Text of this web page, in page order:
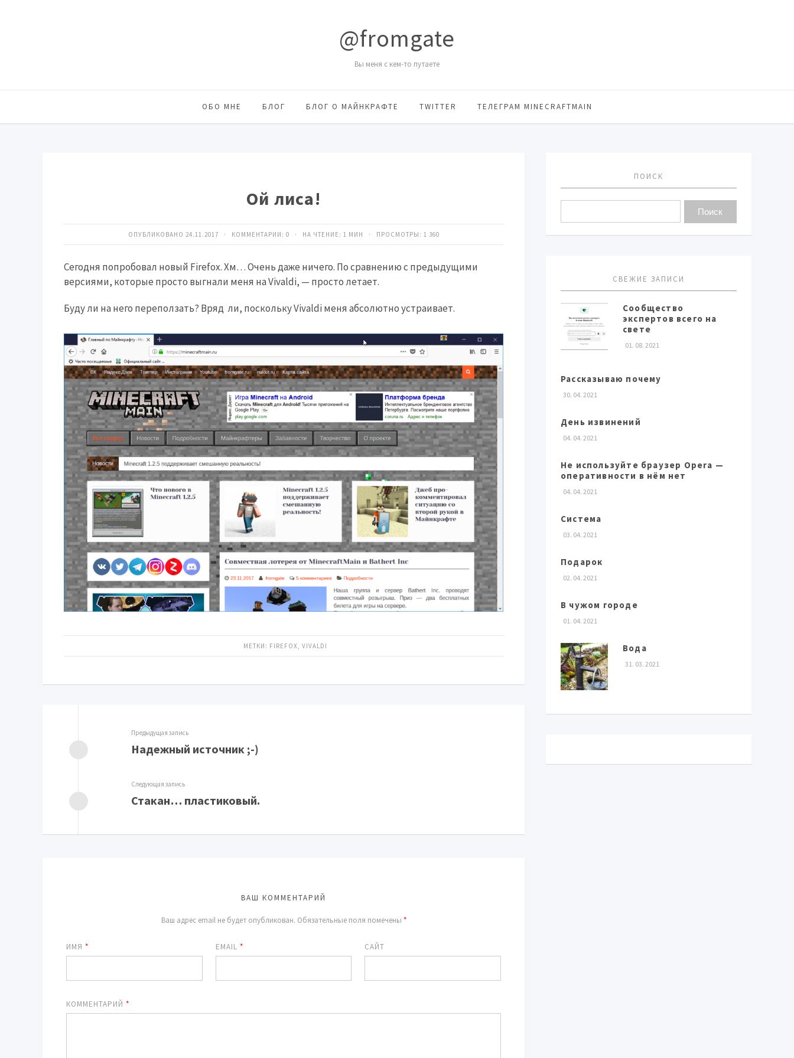
@fromgate
Вы меня с кем-то путаете
ОБО МНЕ БЛОГ БЛОГ О МАЙНКРАФТЕ TWITTER ТЕЛЕГРАМ MINECRAFTMAIN
Ой лиса!
ОПУБЛИКОВАНО 24.11.2017 · КОММЕНТАРИИ: 0 · НА ЧТЕНИЕ: 1 МИН · ПРОСМОТРЫ: 1 360
Сегодня попробовал новый Firefox. Хм… Очень даже ничего. По сравнению с предыдущими
версиями, которые просто выгнали меня на Vivaldi, — просто летает.
Буду ли на него переползать? Вряд ли, поскольку Vivaldi меня абсолютно устраивает.
МЕТКИ: FIREFOX VIVALDI
Предыдущая запись
Надежный источник ;-)
Следующая запись
Стакан… пластиковый.
ВАШ КОММЕНТАРИЙ
Ваш адрес email не будет опубликован. Обязательные поля помечены *
ИМЯ * EMAIL * САЙТ
КОММЕНТАРИЙ *
ПОИСК
СВЕЖИЕ ЗАПИСИ
Сообщество
экспертов всего на
свете
01. 08. 2021
Рассказываю почему
30. 04. 2021
День извинений
04. 04. 2021
Не используйте браузер Opera —
оперативности в нём нет
04. 04. 2021
Система
03. 04. 2021
Подарок
02. 04. 2021
В чужом городе
01. 04. 2021
Вода
31. 03. 2021